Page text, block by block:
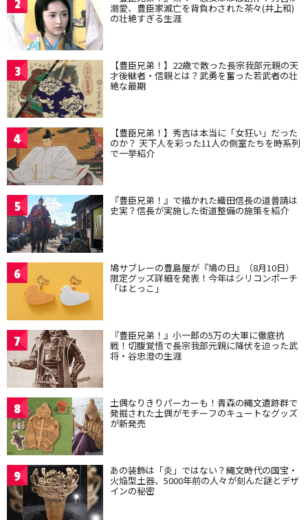
2 溺愛、豊臣家滅亡を背負わされた茶々(井上和)
の壮絶すぎる生涯
3 【豊臣兄弟！】22歳で散った長宗我部元親の天
才後継者・信親とは？武勇を奮った若武者の壮
絶な最期
4 【豊臣兄弟！】秀吉は本当に「女狂い」だった
のか？ 天下人を彩った11人の側室たちを時系列
で一挙紹介
5 『豊臣兄弟！』で描かれた織田信長の道普請は
史実？信長が実施した街道整備の施策を紹介
6 鳩サブレーの豊島屋が『鳩の日』（8月10日）
限定グッズ詳細を発表！今年はシリコンポーチ
「はとっこ」
7 『豊臣兄弟！』小一郎の5万の大軍に徹底抗
戦！切腹覚悟で長宗我部元親に降伏を迫った武
将・谷忠澄の生涯
8 土偶なりきりパーカーも！青森の縄文遺跡群で
発掘された土偶がモチーフのキュートなグッズ
が新発売
9 あの装飾は「炎」ではない？縄文時代の国宝・
火焔型土器、5000年前の人々が刻んだ謎とデザ
インの秘密